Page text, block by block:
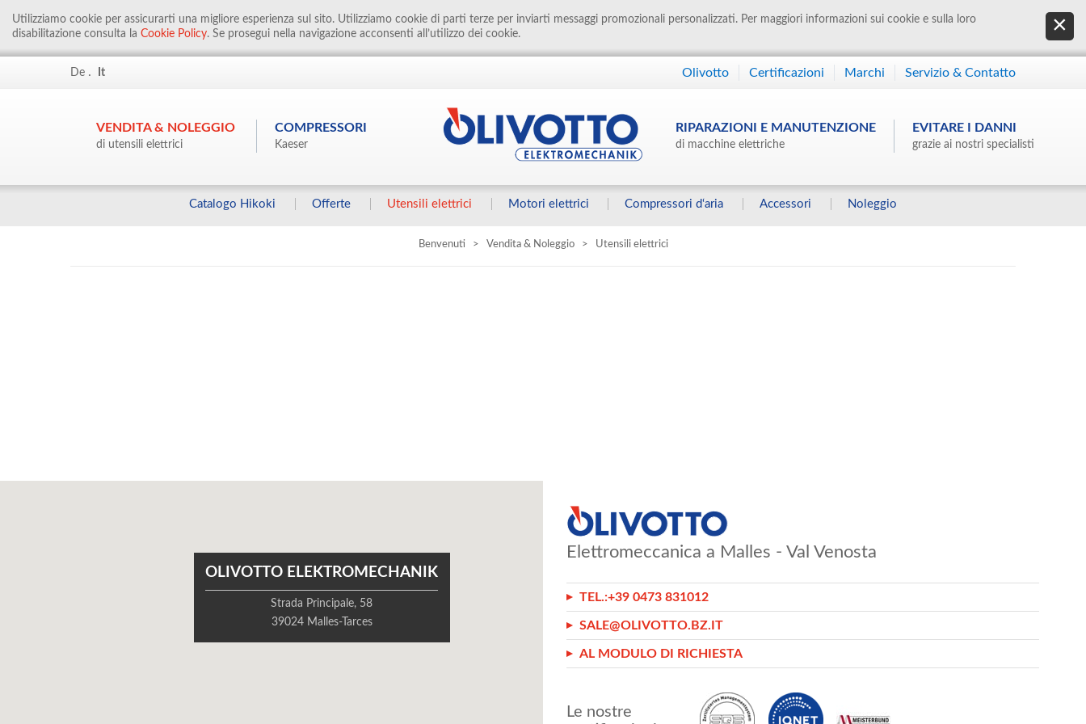
Utilizziamo cookie per assicurarti una migliore esperienza sul sito. Utilizziamo cookie di parti terze per inviarti messaggi promozionali personalizzati. Per maggiori informazioni sui cookie e sulla loro
disabilitazione consulta la Cookie Policy. Se prosegui nella navigazione acconsenti all’utilizzo dei cookie.
De . It
VENDITA & NOLEGGIO
di utensili elettrici
Catalogo Hikoki Offerte Utensili elettrici Motori elettrici Compressori d‘aria Accessori Noleggio
COMPRESSORI
Kaeser
RIPARAZIONI E MANUTENZIONE
di macchine elettriche
EVITARE I DANNI
grazie ai nostri specialisti
Olivotto Certificazioni Marchi Servizio & Contatto
Benvenuti > Vendita & Noleggio > Utensili elettrici
OLIVOTTO ELEKTROMECHANIK
Strada Principale, 58
39024 Malles-Tarces
Elettromeccanica a Malles - Val Venosta
TEL.:+39 0473 831012
SALE@OLIVOTTO.BZ.IT
AL MODULO DI RICHIESTA
Le nostre